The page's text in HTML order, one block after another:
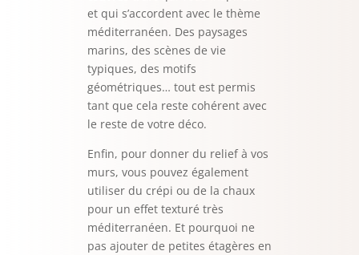
et qui s’accordent avec le thème
méditerranéen. Des paysages
marins, des scènes de vie
typiques, des motifs
géométriques… tout est permis
tant que cela reste cohérent avec
le reste de votre déco.
Enfin, pour donner du relief à vos
murs, vous pouvez également
utiliser du crépi ou de la chaux
pour un effet texturé très
méditerranéen. Et pourquoi ne
pas ajouter de petites étagères en